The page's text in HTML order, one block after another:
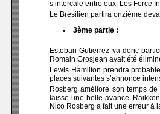
s’intercale entre eux. Les Force
Le Brésilien partira onzième
3ème partie :
Esteban Gutierrez va donc
Romain Grosjean avait été
Lewis Hamilton prendra
places suivantes s’annonce
Rosberg améliore son temps
laisse une belle avance.
Nico Rosberg a fait une erreur à